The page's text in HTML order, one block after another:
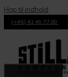
Hop til indhold
(+45) 43 45 77 00